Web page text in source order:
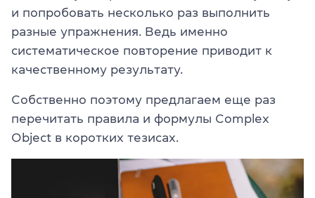
и попробовать несколько раз выполнить
разные упражнения. Ведь именно
систематическое повторение приводит к
качественному результату.
Собственно поэтому предлагаем еще раз
перечитать правила и формулы Complex
Object в коротких тезисах.